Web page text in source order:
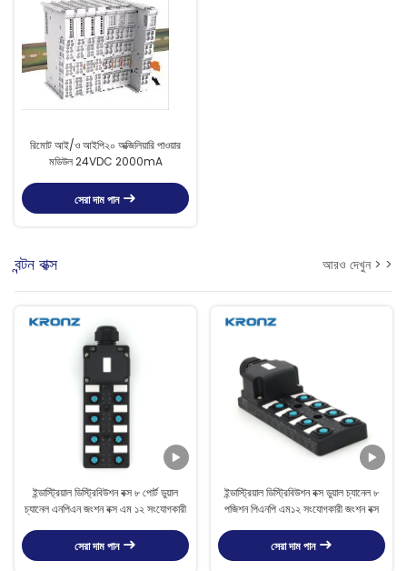
রিমোট আই/ও আইপি২০ অক্জিলিয়ারি পাওয়ার
মডিউল 24VDC 2000mA
সেরা দাম পান
বন্টন বাক্স আরও দেখুন > >
ইন্ডাস্ট্রিয়াল ডিস্ট্রিবিউশন বক্স ৮ পোর্ট ডুয়াল
চ্যানেল এনপিএন জংশন বক্স এম ১২ সংযোগকারী
সেরা দাম পান
ইন্ডাস্ট্রিয়াল ডিস্ট্রিবিউশন বক্স ডুয়াল চ্যানেল ৮
পজিশন পিএনপি এম১২ সংযোগকারী জংশন বক্স
সেরা দাম পান